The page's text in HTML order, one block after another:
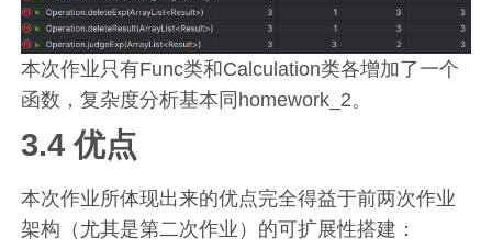
本次作业只有Func类和Calculation类各增加了一个
函数，复杂度分析基本同homework_2。
3.4 优点
本次作业所体现出来的优点完全得益于前两次作业
架构（尤其是第二次作业）的可扩展性搭建：